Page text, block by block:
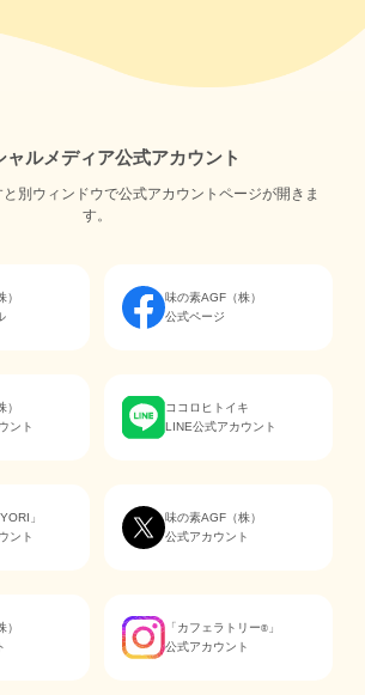
ャルメディア公式アカウント
別ウィンドウで公式アカウントページが開きま
す。
味の素AGF（株）
公式ページ
ント
ココロヒトイキ
LINE公式アカウント
」
ント
味の素AGF（株）
公式アカウント
「カフェラトリー® 」
公式アカウント